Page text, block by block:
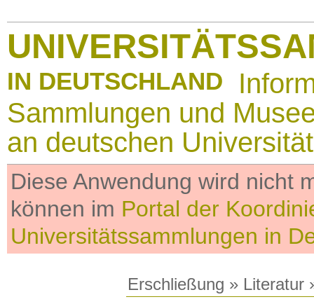
IN DEUTSCHLAND
Sammlungen und
an deutschen
Diese Anwendung wird nicht
können im Portal der
Universitätssammlungen in
Erschließung » Literatur